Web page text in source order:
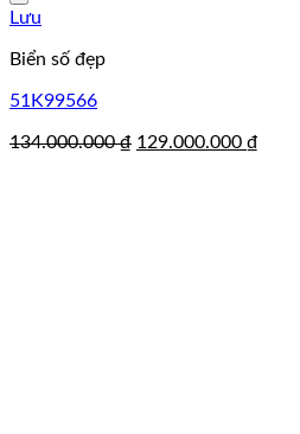
Lưu
Biển số đẹp
51K99566
134.000.000₫ Giá
129.000.000 ₫